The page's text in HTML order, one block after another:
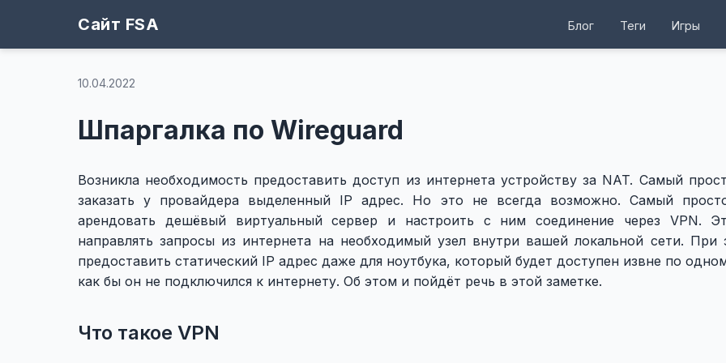
Сайт FSA Блог Теги Игры
10.04.2022
Шпаргалка по Wireguard
Возникла необходимость предоставить доступ из интернета устройству за NAT. Самый
заказать у провайдера выделенный IP адрес. Но это не всегда возможно. Самый
арендовать дешёвый виртуальный сервер и настроить с ним соединение через VPN.
направлять запросы из интернета на необходимый узел внутри вашей локальной сети.
предоставить статический IP адрес даже для ноутбука, который будет доступен извне по
как бы он не подключился к интернету. Об этом и пойдёт речь в этой заметке.
Что такое VPN